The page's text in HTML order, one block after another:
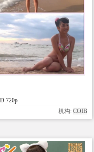
720p
机构: COIB